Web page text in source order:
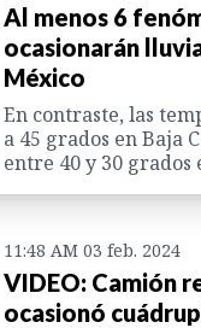
Al menos 6
ocasionarán
México
En contraste, las
a 45 grados en Baja
entre 40 y 30 grados
11:48 AM 03 feb. 2024
VIDEO: Camión
ocasionó